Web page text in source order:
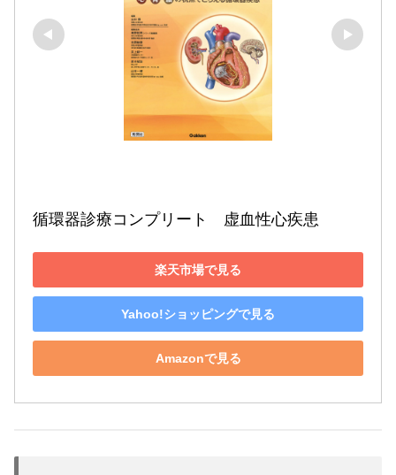
循環器診療コンプリート　虚血性心疾患
楽天市場で見る
Yahoo!ショッピングで見る
Amazonで見る